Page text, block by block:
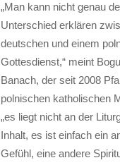
„Man kann nicht genau
Unterschied erklären
deutschen und einem
Gottesdienst,“ meint
Banach, der seit 2008
polnischen katholischen
„es liegt nicht an der
Inhalt, es ist einfach ein
Gefühl, eine andere